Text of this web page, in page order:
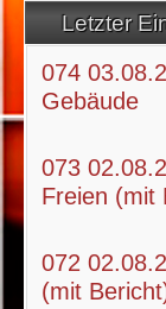
Letzter
074
Gebäude
073
Freien (mit
072
(mit